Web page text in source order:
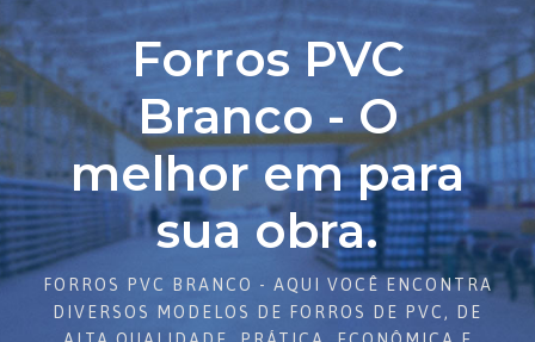
Forros PVC
Branco - O
melhor em para
sua obra.
FORROS PVC BRANCO - AQUI VOCÊ ENCONTRA
DIVERSOS MODELOS DE FORROS DE PVC, DE